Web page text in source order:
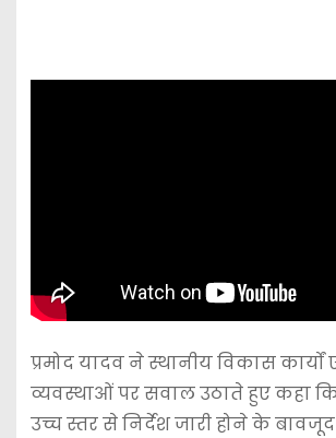
प्रमोद यादव ने स्थानीय विकास
व्यवस्थाओं पर सवाल उठाते हुए कहा
उच्च स्तर से निर्देश जारी होने के